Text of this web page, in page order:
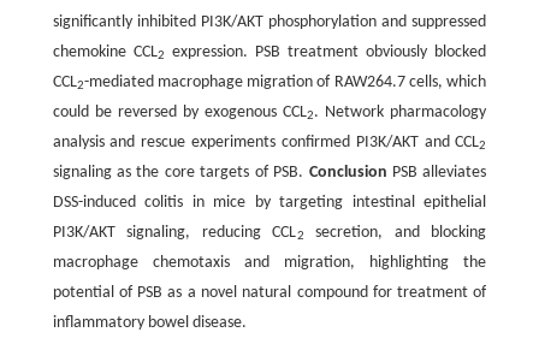
significantly inhibited PI3K/AKT phosphorylation and suppressed
chemokine CCL2
expression. PSB treatment obviously blocked
CCL2-mediated macrophage migration of RAW264.7 cells, which
could be reversed by exogenous CCL2. Network pharmacology
analysis and rescue experiments confirmed PI3K/AKT and CCL2
signaling as the core targets of PSB. Conclusion PSB alleviates
DSS-induced colitis in mice by targeting intestinal epithelial
PI3K/AKT signaling, reducing CCL2
secretion, and blocking
macrophage chemotaxis and migration, highlighting the
potential of PSB as a novel natural compound for treatment of
inflammatory bowel disease.